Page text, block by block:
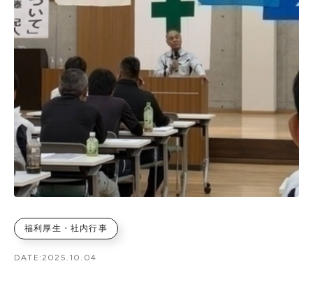
福利厚生・社内行事
DATE: 2025.10.04